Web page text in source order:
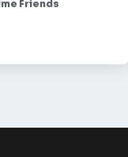
Friends